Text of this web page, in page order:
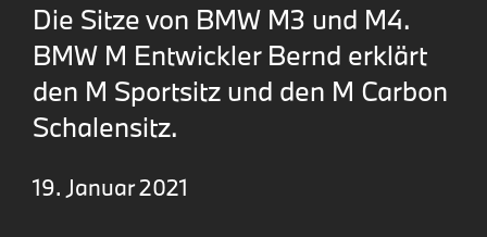
Die Sitze von BMW M3 und M4.
BMW M Entwickler Bernd erklärt
den M Sportsitz und den M Carbon
Schalensitz.
19. Januar 2021